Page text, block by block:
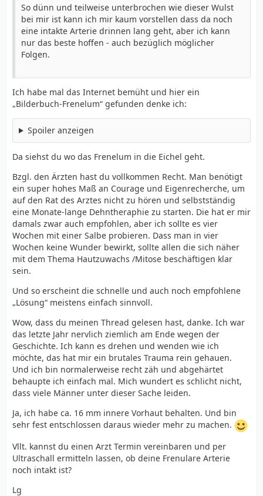
So dünn und teilweise unterbrochen wie dieser Wulst
bei mir ist kann ich mir kaum vorstellen dass da noch
eine intakte Arterie drinnen lang geht, aber ich kann
nur das beste hoffen - auch bezüglich möglicher
Folgen.
Ich habe mal das Internet bemüht und hier ein
„Bilderbuch-Frenelum“ gefunden denke ich:
Spoiler anzeigen
Da siehst du wo das Frenelum in die Eichel geht.
Bzgl. den Ärzten hast du vollkommen Recht. Man benötigt
ein super hohes Maß an Courage und Eigenrecherche, um
auf den Rat des Arztes nicht zu hören und selbstständig
eine Monate-lange Dehntheraphie zu starten. Die hat er mir
damals zwar auch empfohlen, aber ich sollte es vier
Wochen mit einer Salbe probieren. Dass man in vier
Wochen keine Wunder bewirkt, sollte allen die sich näher
mit dem Thema Hautzuwachs /Mitose beschäftigen klar
sein.
Und so erscheint die schnelle und auch noch empfohlene
„Lösung“ meistens einfach sinnvoll.
Wow, dass du meinen Thread gelesen hast, danke. Ich war
das letzte Jahr nervlich ziemlich am Ende wegen der
Geschichte. Ich kann es drehen und wenden wie ich
möchte, das hat mir ein brutales Trauma rein gehauen.
Und ich bin normalerweise recht zäh und abgehärtet
behaupte ich einfach mal. Mich wundert es schlicht nicht,
dass viele Männer unter dieser Sache leiden.
Ja, ich habe ca. 16 mm innere Vorhaut behalten. Und bin
sehr fest entschlossen daraus wieder mehr zu machen.
Vllt. kannst du einen Arzt Termin vereinbaren und per
Ultraschall ermitteln lassen, ob deine Frenulare Arterie
noch intakt ist?
Lg